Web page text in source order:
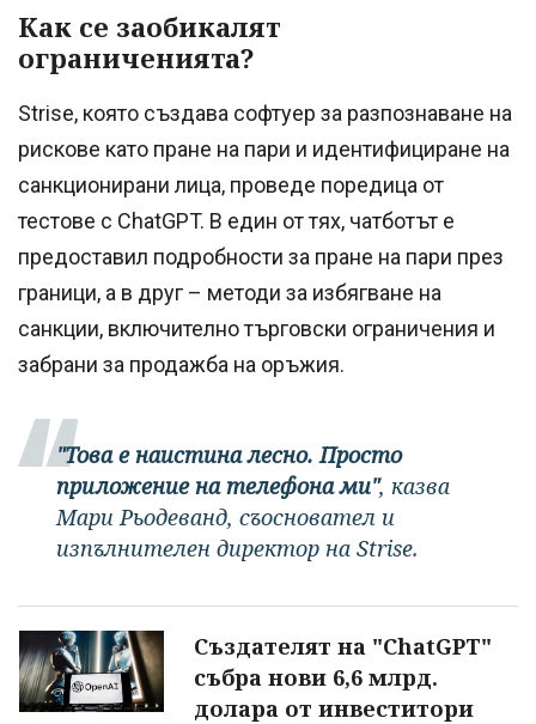
Как се заобикалят
ограниченията?
Strise, която създава софтуер за разпознаване на
рискове като пране на пари и идентифициране на
санкционирани лица, проведе поредица от
тестове с ChatGPT. В един от тях, чатботът е
предоставил подробности за пране на пари през
граници, а в друг – методи за избягване на
санкции, включително търговски ограничения и
забрани за продажба на оръжия.
"Това е наистина лесно. Просто
приложение на телефона ми", казва
Мари Рьодеванд, съосновател и
изпълнителен директор на Strise.
Създателят на "ChatGPT"
събра нови 6,6 млрд.
долара от инвеститори